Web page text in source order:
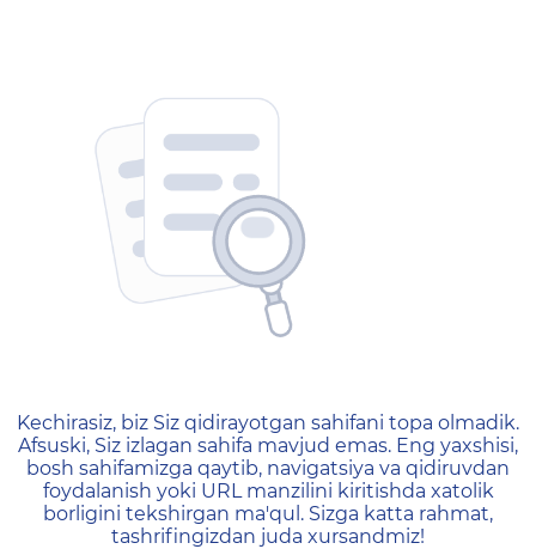
404 — Страница не
Kechirasiz, biz Siz qidirayotgan sahifani topa olmadik.
Afsuski, Siz izlagan sahifa mavjud emas. Eng yaxshisi,
bosh sahifamizga qaytib, navigatsiya va qidiruvdan
foydalanish yoki URL manzilini kiritishda xatolik
borligini tekshirgan ma'qul. Sizga katta rahmat,
tashrifingizdan juda xursandmiz!